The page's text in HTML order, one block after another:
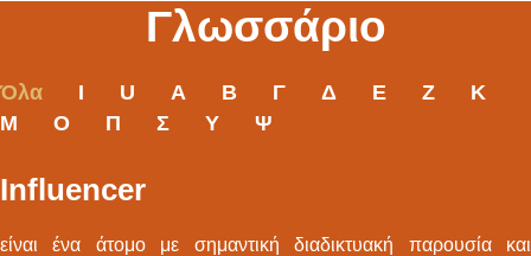
Γλωσσάριο
Όλα I U Α Β Γ Δ Ε Ζ
Κ
Μ
Ο Π Σ Υ Ψ
Influencer
είναι ένα άτομο με σημαντική διαδικτυακή παρουσία και